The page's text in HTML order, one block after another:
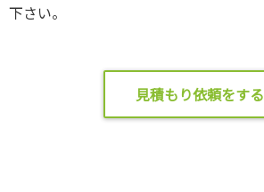
下さい。
見積もり依頼をする